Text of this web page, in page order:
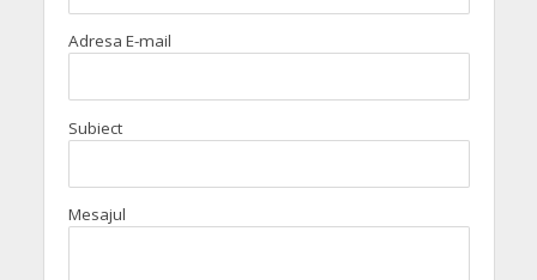
Adresa E-mail
Subiect
Mesajul